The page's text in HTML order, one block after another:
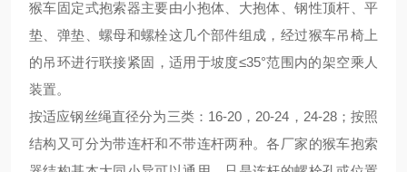
猴车固定式抱索器主要由小抱体、大抱体、钢性顶杆、平
垫、弹垫、螺母和螺栓这几个部件组成，经过猴车吊椅上
的吊环进行联接紧固，适用于坡度≤35°范围内的架空乘人
装置。
按适应钢丝绳直径分为三类： 16-20，20-24，24-28；按照
结构又可分为带连杆和不带连杆两种。各厂家的猴车抱索